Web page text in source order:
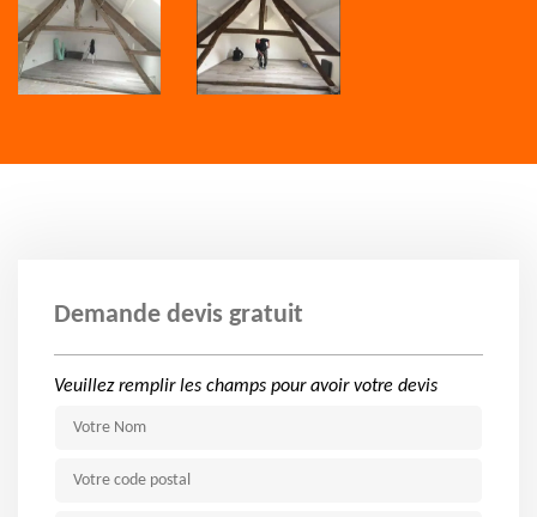
Demande devis gratuit
Veuillez remplir les champs pour avoir votre devis